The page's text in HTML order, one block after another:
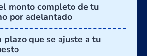
monto completo de tu
por adelantado
plazo que se ajuste a tu